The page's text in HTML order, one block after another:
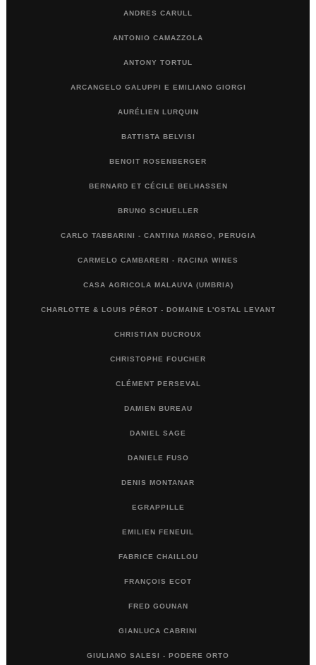
ANDRES CARULL
ANTONIO CAMAZZOLA
ANTONY TORTUL
ARCANGELO GALUPPI E EMILIANO GIORGI
AURÉLIEN LURQUIN
BATTISTA BELVISI
BENOIT ROSENBERGER
BERNARD ET CÉCILE BELHASSEN
BRUNO SCHUELLER
CARLO TABBARINI - CANTINA MARGO, PERUGIA
CARMELO CAMBARERI - RACINA WINES
CASA AGRICOLA MALAUVA (UMBRIA)
CHARLOTTE & LOUIS PÉROT - DOMAINE L'OSTAL LEVANT
CHRISTIAN DUCROUX
CHRISTOPHE FOUCHER
CLÉMENT PERSEVAL
DAMIEN BUREAU
DANIEL SAGE
DANIELE FUSO
DENIS MONTANAR
EGRAPPILLE
EMILIEN FENEUIL
FABRICE CHAILLOU
FRANÇOIS ECOT
FRED GOUNAN
GIANLUCA CABRINI
GIULIANO SALESI - PODERE ORTO